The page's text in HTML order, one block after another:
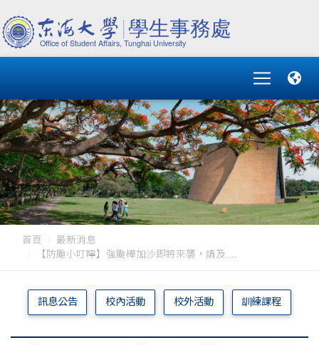
首頁
最新消息
【防颱小叮嚀】強颱樺加沙即將來襲，請及....
訊息公告 校內活動 校外活動 訓練課程